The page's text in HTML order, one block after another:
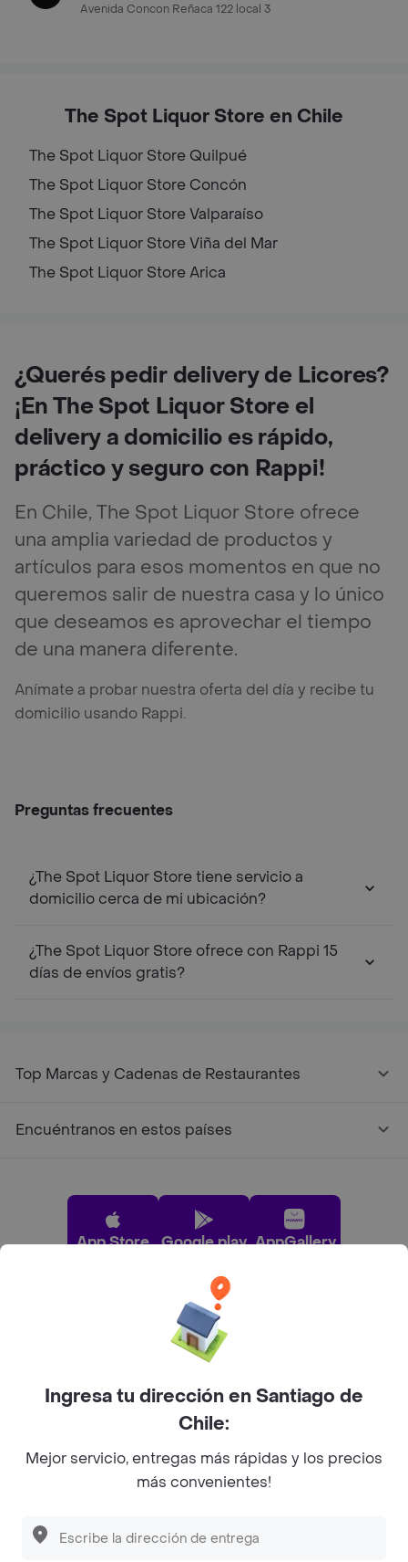
Descubre las PROMOCIONES que tenemos
Avenida Concon Reñaca 122 local 3
The Spot Liquor Store en Chile
The Spot Liquor Store Quilpué
The Spot Liquor Store Concón
The Spot Liquor StoreValparaíso
The Spot Liquor StoreViña del Mar
The Spot Liquor StoreArica
¿Querés pedir delivery de Licores?
¡En The Spot Liquor Store el
delivery a domicilio es rápido,
práctico y seguro con Rappi!
En Chile, The Spot Liquor Store ofrece
una amplia variedad de productos y
artículos para esos momentos en que no
queremos salir de nuestra casa y lo único
que deseamos es aprovechar el tiempo
de una manera diferente.
Anímate a probar nuestra oferta del día y recibe tu
domicilio usando Rappi.
Preguntas frecuentes
¿The Spot Liquor Store tiene servicio a
domicilio cerca de mi ubicación?
¿The Spot Liquor Store ofrece con Rappi 15
días de envíos gratis?
Top Marcas y Cadenas de Restaurantes
Encuéntranos en estos países
App Store Google play AppGallery
Pide tu comida favorita cerca de ti
Categorías
Ingresa tu dirección en Santiago de
Chile:
Mejor servicio, entregas más rápidas y los precios
más convenientes!